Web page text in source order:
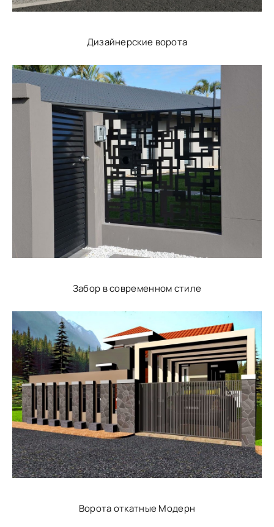
Дизайнерские ворота
Забор в современном стиле
Ворота откатные Модерн